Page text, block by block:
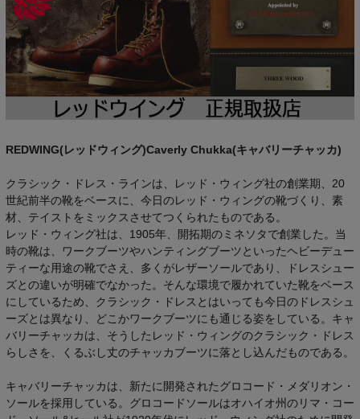
REDWING(レッドウィング)Caverly Chukka(キャバリーチャッカ)
クラシック・ドレス・ラインは、レッド・ウィング社の創業期、20
世紀前半の靴をベースに、今日のレッド・ウィングの靴づくり、素
材、テイストをミックスさせてつくられたものである。
レッド・ウィング社は、1905年、開拓期のミネソタで創業した。当
時の靴は、ワークブーツやハンティングブーツといったヘビーデュー
ティーな用途の靴でさえ、多くがレザーソールであり、ドレスシュー
ズとの違いが明確でなかった。そんな環境で履かれていた靴をベース
にしているため、クラシック・ドレスとはいっても今日のドレスシュ
ーズとは異なり、どこかワークブーツにも通じる姿をしている。キャ
バリーチャッカは、そうしたレッド・ウィングのクラシック・ドレス
らしさを、くるぶし丈のチャッカブーツに落とし込んだものである。
キャバリーチャッカは、新たに開発されたグロコード・メダリオン・
ソールを採用している。グロコードソールはオハイオ州のリマ・コー